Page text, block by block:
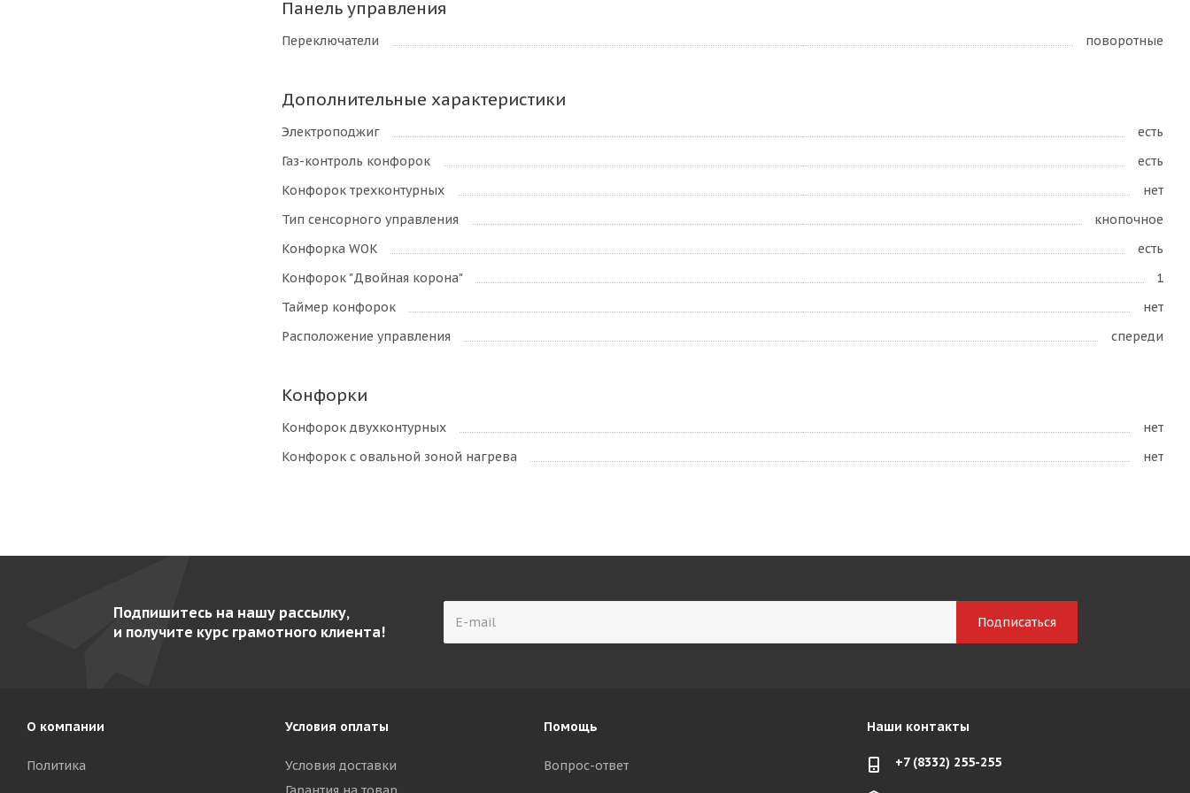
Панель управления
Переключатели поворотные
Дополнительные характеристики
Электроподжиг
есть
Газ-контроль конфорок
есть
Конфорок трехконтурных
нет
Тип сенсорного управления
кнопочное
Конфорка WOK
есть
Конфорок "Двойная корона"
1
Таймер конфорок
нет
Расположение управления
спереди
Конфорки
Конфорок двухконтурных
нет
Конфорок с овальной зоной нагрева
нет
Подпишитесь на нашу рассылку,
и получите курс грамотного клиента!
О компании
Политика
Условия оплаты
Условия доставки
Помощь
Вопрос-ответ
Наши контакты
+7 (8332) 255-255